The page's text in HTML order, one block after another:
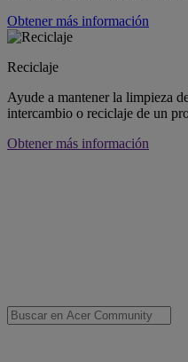
Obtener más información
Reciclaje
Ayude a mantener la limpieza
intercambio o reciclaje de un
Obtener más información